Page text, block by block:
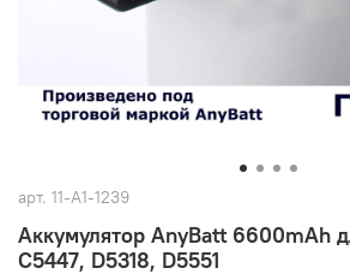
арт. 11-A1-1239
Аккумулятор AnyBatt 6600mAh
C5447, D5318, D5551